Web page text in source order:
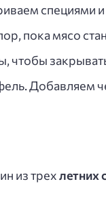
специями
пока мясо
Добавляем
из трехлетних